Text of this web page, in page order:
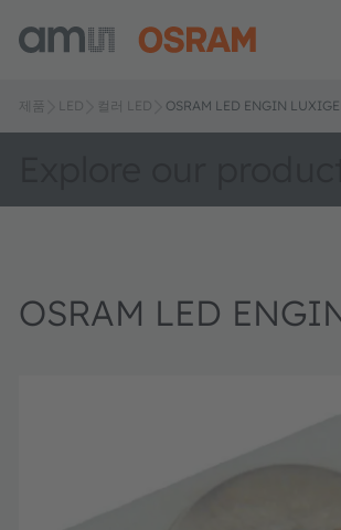
제품 LED 컬러 LED OSRAM LED ENGIN
OSRAM LED